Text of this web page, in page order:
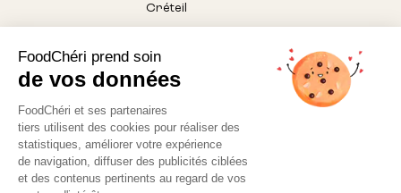
FoodChéri prend soin
de vos données
FoodChéri et ses partenaires
tiers utilisent des cookies pour réaliser des
statistiques, améliorer votre expérience
de navigation, diffuser des publicités ciblées
et des contenus pertinents au regard de vos
Créteil
Pantin
Montreuil
Plateaux Repas
Aubervilliers